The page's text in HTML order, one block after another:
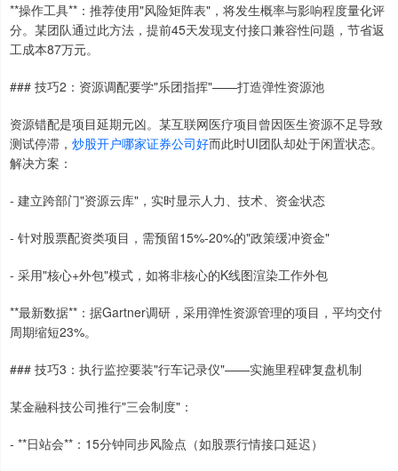
**操作工具**：推荐使用"风险矩阵表"，将发生概率与影响程度量化评
分。某团队通过此方法，提前45天发现支付接口兼容性问题，节省返
工成本87万元。
### 技巧2：资源调配要学"乐团指挥"——打造弹性资源池
资源错配是项目延期元凶。某互联网医疗项目曾因医生资源不足导致
测试停滞， 炒股开户哪家证券公司好而此时UI团队却处于闲置状态。
解决方案：
- 建立跨部门"资源云库"，实时显示人力、技术、资金状态
- 针对股票配资类项目，需预留15%-20%的"政策缓冲资金"
- 采用"核心+外包"模式，如将非核心的K线图渲染工作外包
**最新数据**：据Gartner调研，采用弹性资源管理的项目，平均交付
周期缩短23%。
### 技巧3：执行监控要装"行车记录仪"——实施里程碑复盘机制
某金融科技公司推行"三会制度"：
- **日站会**：15分钟同步风险点（如股票行情接口延迟）